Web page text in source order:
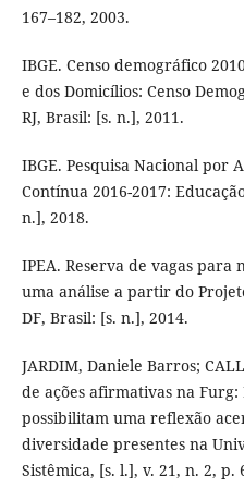
167–182, 2003.
IBGE. Censo demográfico
e dos Domicílios: Censo
RJ, Brasil: [s. n.], 2011.
IBGE. Pesquisa Nacional por
Contínua 2016-2017:
n.], 2018.
IPEA. Reserva de vagas para
uma análise a partir do
DF, Brasil: [s. n.], 2014.
JARDIM, Daniele Barros;
de ações afirmativas na
possibilitam uma reflexão
diversidade presentes na
Sistêmica, [s. l.], v. 21, n. 2, p.